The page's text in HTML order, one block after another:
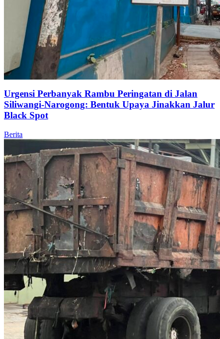
Urgensi Perbanyak Rambu Peringatan di Jalan
Siliwangi-Narogong: Bentuk Upaya Jinakkan Jalur
Black Spot
Berita